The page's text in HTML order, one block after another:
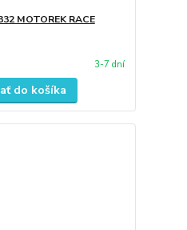
MOTOREK RACE
3-7 dní
do košíka